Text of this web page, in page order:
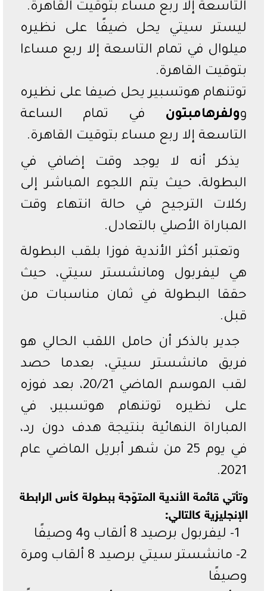
التاسعة إلا ربع مساء بتوقيت القاهرة.
ليستر سيتي يحل ضيفًا على نظيره
ميلوال في تمام التاسعة إلا ربع مساءا
بتوقيت القاهرة.
توتنهام هوتسبير يحل ضيفا على نظيره
وولفرهامبتون في تمام الساعة
التاسعة إلا ربع مساء بتوقيت القاهرة.
يذكر أنه لا يوجد وقت إضافي في
البطولة، حيث يتم اللجوء المباشر إلى
ركلات الترجيح في حالة انتهاء وقت
المباراة الأصلي بالتعادل.
وتعتبر أكثر الأندية فوزا بلقب البطولة
هي ليفربول ومانشستر سيتي، حيث
حققا البطولة في ثمان مناسبات من
قبل.
جدير بالذكر أن حامل اللقب الحالي هو
فريق مانشستر سيتي، بعدما حصد
لقب الموسم الماضي 20/21، بعد فوزه
على نظيره توتنهام هوتسبير، في
المباراة النهائية بنتيجة هدف دون رد،
في يوم 25 من شهر أبريل الماضي عام
2021.
وتأتي قائمة الأندية المتوّجة ببطولة كأس الرابطة
الإنجليزية كالتالي:
1- ليفربول برصيد 8 ألقاب و4 وصيفًا
2- مانشستر سيتي برصيد 8 ألقاب ومرة
وصيفًا